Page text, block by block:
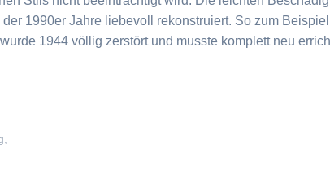
1990er Jahre liebevoll rekonstruiert. So zum
1944 völlig zerstört und musste komplett neu